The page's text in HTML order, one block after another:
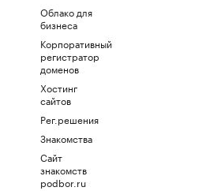
Облако для
бизнеса
Корпоративный
регистратор
доменов
Хостинг
сайтов
Рег.решения
Знакомства
Сайт
знакомств
podbor.ru